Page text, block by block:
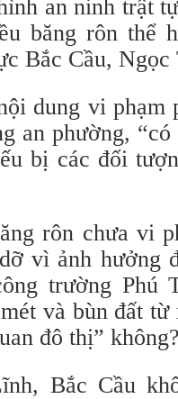
an ninh trật
băng rôn thể
Bắc Cầu, Ngọc
dung vi phạm
an phường,
bị các đối
rôn chưa vi
vì ảnh hưởng
trường Phú
và bùn đất
đô thị”
Bắc Cầu